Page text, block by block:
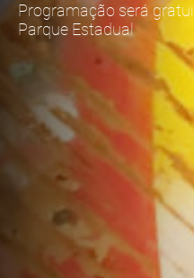
Programação será
Parque Estadual